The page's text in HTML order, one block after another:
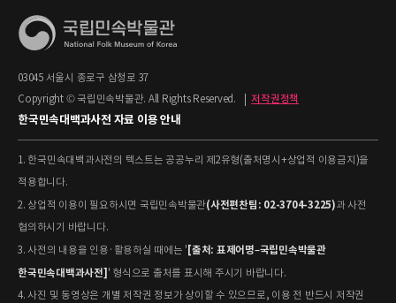
03045 서울시 종로구 삼청로 37
Copyright © 국립민속박물관. All Rights Reserved.
저작권정책
한국민속대백과사전 자료 이용 안내
1. 한국민속대백과사전의 텍스트는 공공누리 제2유형(출처명시+상업적 이용금지)을
적용합니다.
2. 상업적 이용이 필요하시면 국립민속박물관(사전편찬팀: 02-3704-3225)과 사전
협의하시기 바랍니다.
3. 사전의 내용을 인용·활용하실 때에는 ' [출처: 표제어명–국립민속박물관
한국민속대백과사전] ' 형식으로 출처를 표시해 주시기 바랍니다.
4. 사진 및 동영상은 개별 저작권 정보가 상이할 수 있으므로, 이용 전 반드시 저작권